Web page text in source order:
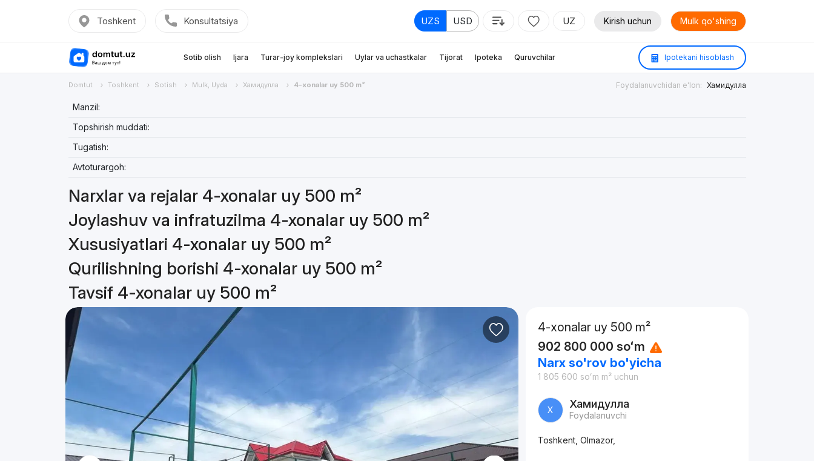
Toshkent Konsultatsiya UZS USD UZ Kirish uchun Mulk qo'shing
Sotib olish Ijara Turar-joy komplekslari Uylar va uchastkalar Tijorat Ipoteka Quruvchilar Ipotekani hisoblash
Domtut Toshkent Sotish Mulk, Uyda Хамидулла 4-xonalar uy 500 m² Foydalanuvchidan e'lon: Хамидулла
Manzil:
Topshirish muddati:
Tugatish:
Avtoturargoh:
Narxlar va rejalar 4-xonalar uy 500 m²
Joylashuv va infratuzilma 4-xonalar uy 500 m²
Xususiyatlari 4-xonalar uy 500 m²
Qurilishning borishi 4-xonalar uy 500 m²
Tavsif 4-xonalar uy 500 m²
4-xonalar uy 500 m²
902 800 000 soʻm
Narx so'rov bo'yicha
1 805 600 soʻm m² uchun
Х Хамидулла
Foydalanuvchi
Toshkent, Olmazor,